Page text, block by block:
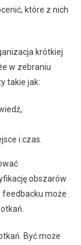
które z nich
krótkiej
w zebraniu
takie jak:
i czas.
obszarów
feedbacku może
Być może